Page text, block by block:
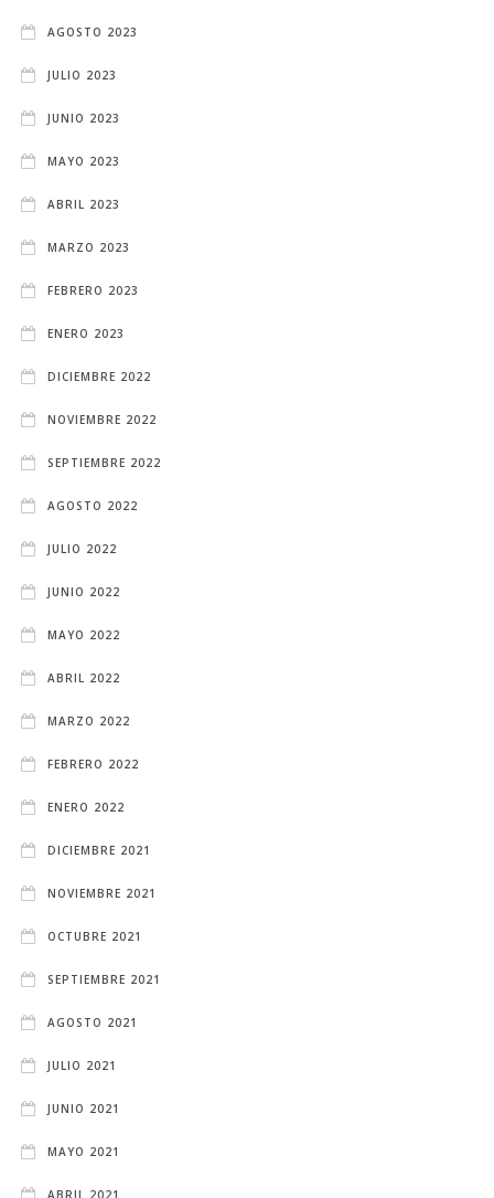
AGOSTO 2023
JULIO 2023
JUNIO 2023
MAYO 2023
ABRIL 2023
MARZO 2023
FEBRERO 2023
ENERO 2023
DICIEMBRE 2022
NOVIEMBRE 2022
SEPTIEMBRE 2022
AGOSTO 2022
JULIO 2022
JUNIO 2022
MAYO 2022
ABRIL 2022
MARZO 2022
FEBRERO 2022
ENERO 2022
DICIEMBRE 2021
NOVIEMBRE 2021
OCTUBRE 2021
SEPTIEMBRE 2021
AGOSTO 2021
JULIO 2021
JUNIO 2021
MAYO 2021
ABRIL 2021